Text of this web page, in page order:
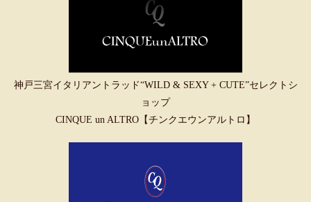
神戸三宮イタリアントラッド“WILD & SEXY + CUTE”セレクトシ
ョップ
CINQUE un ALTRO【チンクエウンアルトロ】